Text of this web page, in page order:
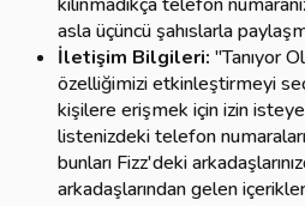
asla üçüncü şahıslarla
İletişim Bilgileri: "Tanıyor
özelliğimizi etkinleştirmeyi
kişilere erişmek için izin
listenizdeki telefon
bunları Fizz'deki
arkadaşlarından gelen